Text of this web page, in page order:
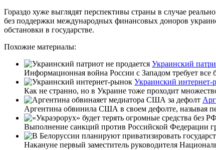
Гораздо хуже выглядят перспективы страны в случае
без поддержки международных финансовых доноров
обстановки в государстве.
Похожие материалы:
Украинский
Информационная война России с Западом требует все
Украинский интернет-
Как не странно, но в Украине тоже проходит
Аргентина обвинила США в своем дефолте, называя
Выполнение санкций против Российской Федерации
Накануне первый заместитель руководителя